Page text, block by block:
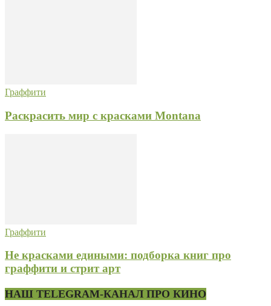
Граффити
Раскрасить мир с красками Montana
Граффити
Не красками едиными: подборка книг про
граффити и стрит арт
НАШ TELEGRAM-КАНАЛ ПРО КИНО